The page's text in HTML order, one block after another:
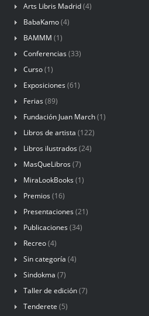
Arts Libris Madrid(4)
BabaKamo(4)
BAMMM (1)
Conferencias (33)
Curso(1)
Exposiciones (61)
Ferias (89)
Fundación Juan March(1)
Libros de artista (122)
Libros ilustrados (24)
MasQueLibros (7)
MiraLookBooks (1)
Premios (16)
Presentaciones (21)
Publicaciones (34)
Recreo(4)
Sin categoría (4)
Sindokma (7)
Taller de edición(7)
Tenderete (5)